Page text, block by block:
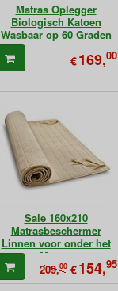
Matras Oplegger
Biologisch Katoen
Wasbaar op 60 Graden
€169,00
Sale 160x210
Matrasbeschermer
Linnen voor onder het
Matras
209,00 €154,95